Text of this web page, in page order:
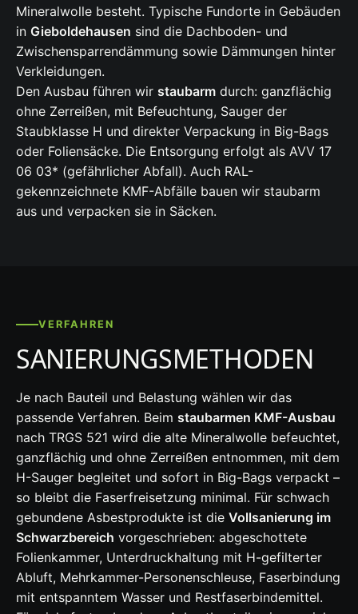
Mineralwolle besteht. Typische Fundorte in Gebäuden
in Gieboldehausen sind die Dachboden- und
Zwischensparrendämmung sowie Dämmungen hinter
Verkleidungen.
Den Ausbau führen wir staubarm durch: ganzflächig
ohne Zerreißen, mit Befeuchtung, Sauger der
Staubklasse H und direkter Verpackung in Big-Bags
oder Foliensäcke. Die Entsorgung erfolgt als AVV 17
06 03* (gefährlicher Abfall). Auch RAL-
gekennzeichnete KMF-Abfälle bauen wir staubarm
aus und verpacken sie in Säcken.
VERFAHREN
SANIERUNGSMETHODEN
Je nach Bauteil und Belastung wählen wir das
passende Verfahren. Beim staubarmen KMF-Ausbau
nach TRGS 521 wird die alte Mineralwolle befeuchtet,
ganzflächig und ohne Zerreißen entnommen, mit dem
H-Sauger begleitet und sofort in Big-Bags verpackt –
so bleibt die Faserfreisetzung minimal. Für schwach
gebundene Asbestprodukte ist die Vollsanierung im
Schwarzbereich vorgeschrieben: abgeschottete
Folienkammer, Unterdruckhaltung mit H-gefilterter
Abluft, Mehrkammer-Personenschleuse, Faserbindung
mit entspanntem Wasser und Restfaserbindemittel.